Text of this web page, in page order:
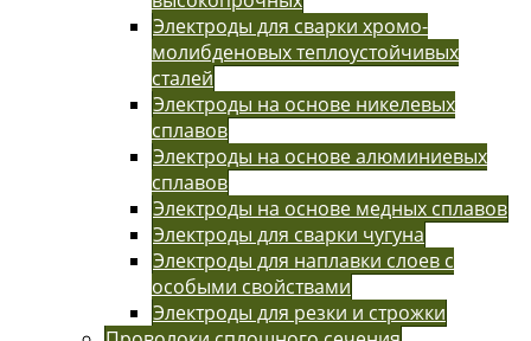
Электроды для сварки хромо-
молибденовых теплоустойчивых
сталей
Электроды на основе никелевых
сплавов
Электроды на основе алюминиевых
сплавов
Электроды на основе медных сплавов
Электроды для сварки чугуна
Электроды для наплавки слоев с
особыми свойствами
Электроды для резки и строжки